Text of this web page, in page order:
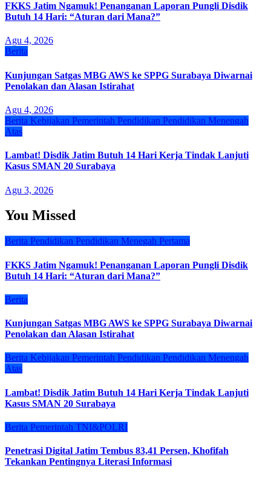
FKKS Jatim Ngamuk! Penanganan Laporan Pungli Disdik
Butuh 14 Hari: “Aturan dari Mana?”
Agu 4, 2026
Berita
Kunjungan Satgas MBG AWS ke SPPG Surabaya Diwarnai
Penolakan dan Alasan Istirahat
Agu 4, 2026
Berita Kebijakan Pemerintah Pendidikan Pendidikan Menengah
Atas
Lambat! Disdik Jatim Butuh 14 Hari Kerja Tindak Lanjuti
Kasus SMAN 20 Surabaya
Agu 3, 2026
You Missed
Berita Pendidikan Pendidikan Menegah Pertama
FKKS Jatim Ngamuk! Penanganan Laporan Pungli Disdik
Butuh 14 Hari: “Aturan dari Mana?”
Berita
Kunjungan Satgas MBG AWS ke SPPG Surabaya Diwarnai
Penolakan dan Alasan Istirahat
Berita Kebijakan Pemerintah Pendidikan Pendidikan Menengah
Atas
Lambat! Disdik Jatim Butuh 14 Hari Kerja Tindak Lanjuti
Kasus SMAN 20 Surabaya
Berita Pemerintah TNI&POLRI
Penetrasi Digital Jatim Tembus 83,41 Persen, Khofifah
Tekankan Pentingnya Literasi Informasi